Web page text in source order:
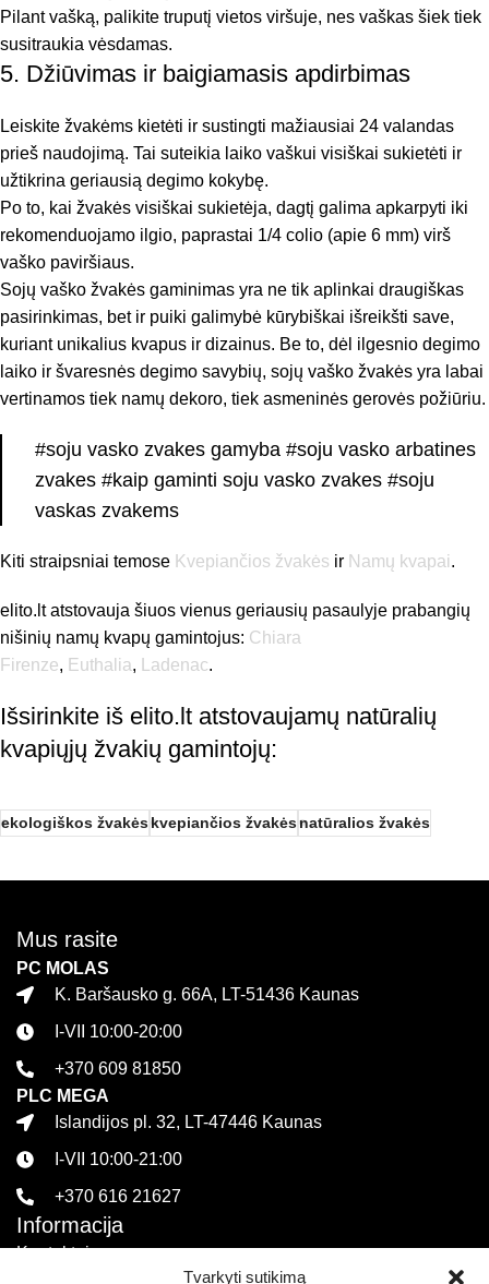
Tvarkyti sutikimą
Pilant vašką, palikite truputį vietos viršuje, nes vaškas šiek tiek
susitraukia vėsdamas.
5. Džiūvimas ir baigiamasis apdirbimas
Leiskite žvakėms kietėti ir sustingti mažiausiai 24 valandas
prieš naudojimą. Tai suteikia laiko vaškui visiškai sukietėti ir
užtikrina geriausią degimo kokybę.
Po to, kai žvakės visiškai sukietėja, dagtį galima apkarpyti iki
rekomenduojamo ilgio, paprastai 1/4 colio (apie 6 mm) virš
vaško paviršiaus.
Sojų vaško žvakės gaminimas yra ne tik aplinkai draugiškas
pasirinkimas, bet ir puiki galimybė kūrybiškai išreikšti save,
kuriant unikalius kvapus ir dizainus. Be to, dėl ilgesnio degimo
laiko ir švaresnės degimo savybių, sojų vaško žvakės yra labai
vertinamos tiek namų dekoro, tiek asmeninės gerovės požiūriu.
#soju vasko zvakes gamyba #soju vasko arbatines
zvakes #kaip gaminti soju vasko zvakes #soju
vaskas zvakems
Kiti straipsniai temose Kvepiančios žvakės ir Namų kvapai.
elito.lt atstovauja šiuos vienus geriausių pasaulyje prabangių
nišinių namų kvapų gamintojus: Chiara
Firenze, Euthalia, Ladenac.
Išsirinkite iš elito.lt atstovaujamų natūralių
kvapiųjų žvakių gamintojų:
ekologiškos žvakėskvepiančios žvakėsnatūralios žvakės
Mus rasite
PC MOLAS
K. Baršausko g. 66A, LT-51436 Kaunas
I-VII 10:00-20:00
+370 609 81850
PLC MEGA
Islandijos pl. 32, LT-47446 Kaunas
I-VII 10:00-21:00
+370 616 21627
Informacija
Kontaktai